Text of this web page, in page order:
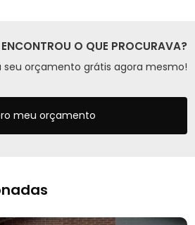
ENCONTROU O QUE PROCURAVA?
seu orçamento grátis agora mesmo!
meu orçamento